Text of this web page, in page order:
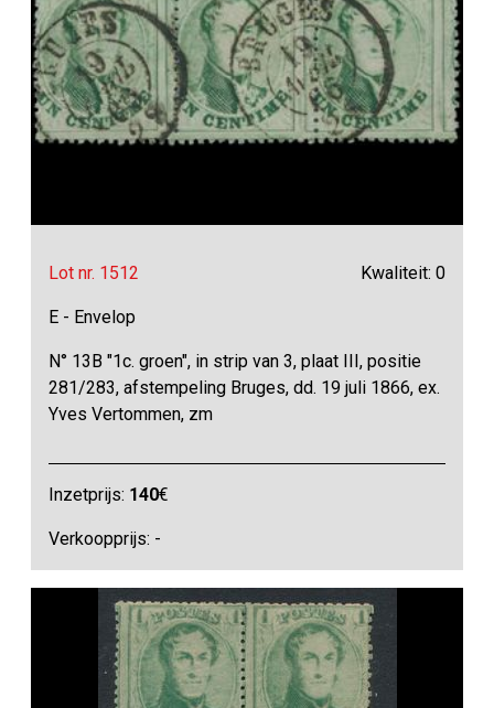
Lot nr. 1512 Kwaliteit: 0
E - Envelop
N° 13B "1c. groen", in strip van 3, plaat III, positie
281/283, afstempeling Bruges, dd. 19 juli 1866, ex.
Yves Vertommen, zm
Inzetprijs: 140€
Verkoopprijs: -